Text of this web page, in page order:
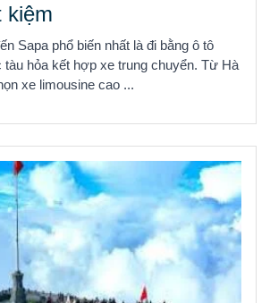
kiệm
Sapa phổ biến nhất là đi bằng ô tô
hỏa kết hợp xe trung chuyển. Từ Hà
xe limousine cao ...